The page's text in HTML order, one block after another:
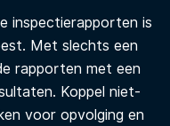
inspectierapporten is
Met slechts een
rapporten met een
Koppel niet-
voor opvolging en